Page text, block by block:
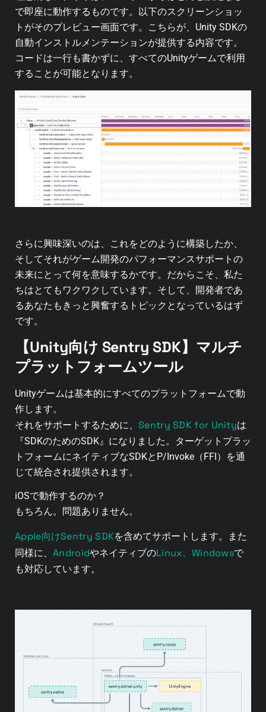
で即座に動作するものです。以下のスクリーンショッ
トがそのプレビュー画面です。こちらが、Unity SDKの
自動インストルメンテーションが提供する内容です。
コードは一行も書かずに、すべてのUnityゲームで利用
することが可能となります。
さらに興味深いのは、これをどのように構築したか、
そしてそれがゲーム開発のパフォーマンスサポートの
未来にとって何を意味するかです。 だからこそ、私た
ちはとてもワクワクしています。そして、開発者であ
るあなたもきっと興奮するトピックとなっているはず
です。
【Unity向け Sentry SDK】マルチ
プラットフォームツール
Unityゲームは基本的にすべてのプラットフォームで動
作します。
それをサポートするために、 Sentry SDK for Unityは
『SDKのためのSDK』になりました。ターゲットプラッ
トフォームにネイティブなSDKとP/Invoke（FFI）を通
じて統合され提供されます。
iOSで動作するのか？
もちろん。問題ありません。
Apple向けSentry SDKを含めてサポートします。また
同様に、 AndroidやネイティブのLinux、Windowsで
も対応しています。